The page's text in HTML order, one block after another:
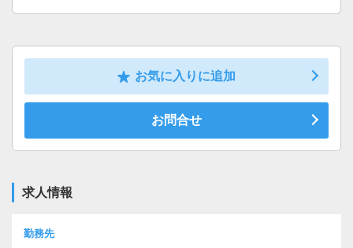
お気に入りに追加
お問合せ
求人情報
勤務先